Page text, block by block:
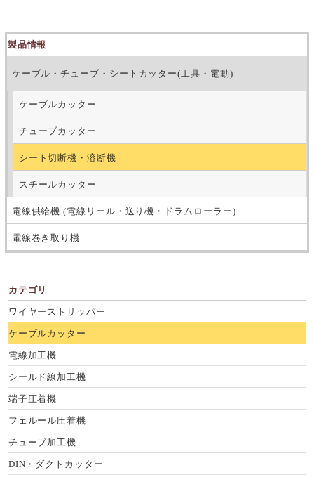
製品情報
ケーブル・チューブ・シートカッター(工具・電動)
ケーブルカッター
チューブカッター
シート切断機・溶断機
スチールカッター
電線供給機 (電線リール・送り機・ドラムローラー)
電線巻き取り機
カテゴリ
ワイヤーストリッパー
ケーブルカッター
電線加工機
シールド線加工機
端子圧着機
フェルール圧着機
チューブ加工機
DIN・ダクトカッター